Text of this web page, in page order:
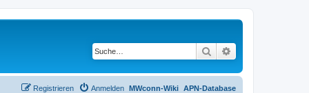
Suche
APN-Database
MWconn-Wiki
Anmelden
Registrieren